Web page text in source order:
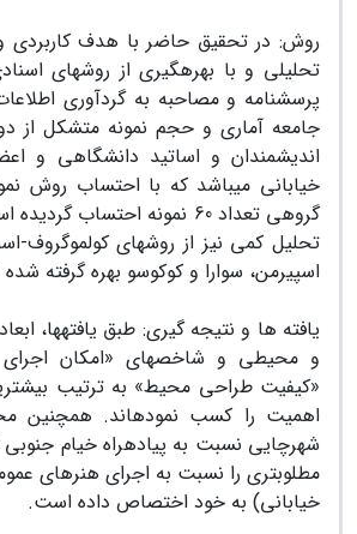
روش: در تحقیق حاضر با هدف
تحلیلی و با بهره­گیری از روش­های
پرسشنامه و مصاحبه به گردآوری
جامعه آماری و حجم نمونه متشکل از
اندیشمندان و اساتید دانشگاهی و
خیابانی می­باشد که با احتساب روش
گروهی تعداد 60 نمونه
تحلیل کمی نیز از روش­های کولموگروف-
اسپیرمن، سوارا و کوکوسو بهره گرفته
یافته ها و نتیجه گیری: طبق یافته­ها،
و محیطی و شاخص­های «امکان اجرای
«کیفیت طراحی محیط» به ترتیب
اهمیت را کسب نموده­اند. همچنین
شهرچایی نسبت به پیاده­راه خیام جنوبی
مطلوب­تری را نسبت به اجرای هنرهای
خیابانی) به خود اختصاص داده است.